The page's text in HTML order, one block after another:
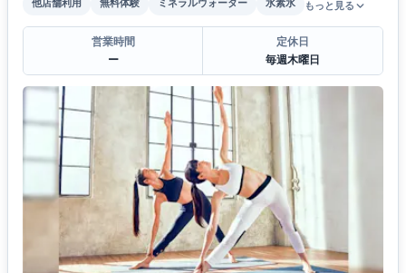
他店舗利用
無料体験 ミネラルウォーター 水素水 もっと見る
営業時間
ー
定休日
毎週木曜日